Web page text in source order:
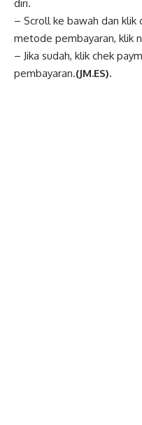
diri.
– Scroll ke bawah dan
metode pembayaran, klik
– Jika sudah, klik chek
pembayaran.(JM.ES).